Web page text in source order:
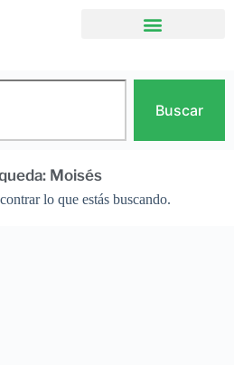
Buscar
Moisés
lo que estás buscando.